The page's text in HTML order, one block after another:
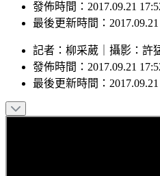
發佈時間：2017.09.21
最後更新時間：2017.09.21
記者 ： 柳采葳 攝影 ： 許
發佈時間： 2017.09.21
最後更新時間：